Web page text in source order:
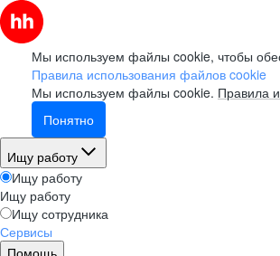
Мы используем файлы cookie, чтобы
Правила использования файлов cookie
Мы используем файлы cookie. Правила
Понятно
Ищу работу
Ищу работу
Ищу работу
Ищу сотрудника
Сервисы
Помощь